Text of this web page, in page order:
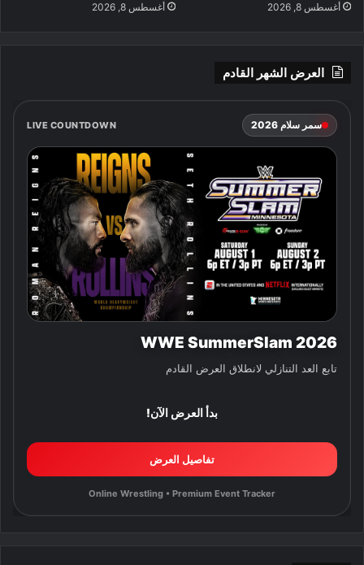
أغسطس 8, 2026 أغسطس 8, 2026
العرض الشهر القادم
سمر سلام 2026 LIVE COUNTDOWN
WWE SummerSlam 2026
تابع العد التنازلي لانطلاق العرض القادم
بدأ العرض الآن!
تفاصيل العرض
Online Wrestling • Premium Event Tracker